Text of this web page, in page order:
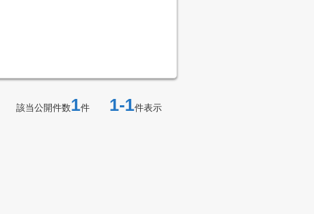
該当公開件数1件 1-1件表示